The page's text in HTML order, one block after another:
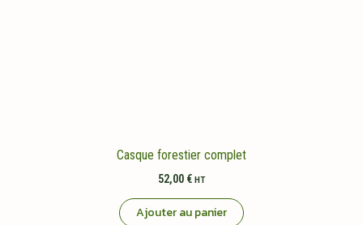
Casque forestier complet
52,00 € HT
Ajouter au panier